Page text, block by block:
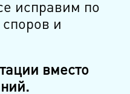
исправим по
и
вместо